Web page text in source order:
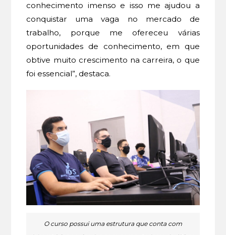
conhecimento imenso e isso me ajudou a
conquistar uma vaga no mercado de
trabalho, porque me ofereceu várias
oportunidades de conhecimento, em que
obtive muito crescimento na carreira, o que
foi essencial”, destaca.
O curso possui uma estrutura que conta com